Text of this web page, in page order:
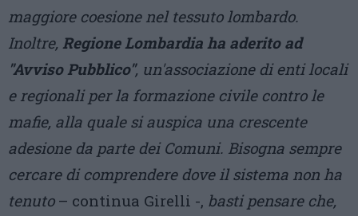
maggiore coesione nel tessuto lombardo.
Inoltre, Regione Lombardia ha aderito ad
"Avviso Pubblico", un'associazione di enti locali
e regionali per la formazione civile contro le
mafie, alla quale si auspica una crescente
adesione da parte dei Comuni. Bisogna sempre
cercare di comprendere dove il sistema non ha
tenuto – continua Girelli -, basti pensare che,